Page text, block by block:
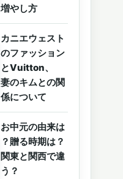
増やし方
カニエウェスト
のファッション
とVuitton、
妻のキムとの関
係について
お中元の由来は
？贈る時期は？
関東と関西で違
う？